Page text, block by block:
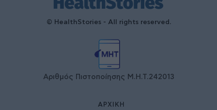
© HealthStories - All rights reserved.
Αριθμός Πιστοποίησης Μ.Η.Τ.242013
ΑΡΧΙΚΉ